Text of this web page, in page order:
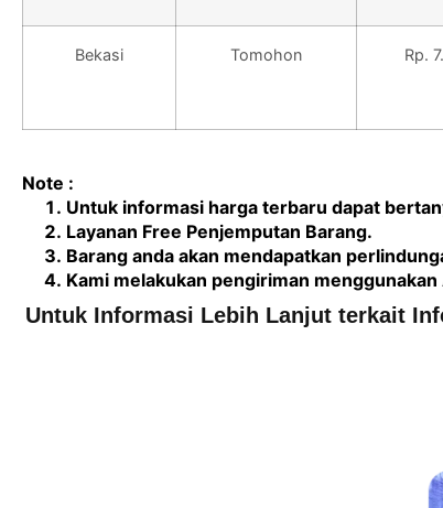
Bekasi Tomohon Rp.
Note :
Untuk informasi harga terbaru dapat
Layanan Free Penjemputan Barang.
Barang anda akan mendapatkan
Kami melakukan pengiriman
Untuk Informasi Lebih Lanjut terkait